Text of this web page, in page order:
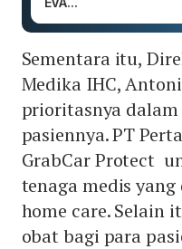
Sementara itu,
Medika IHC,
prioritasnya dalam
pasiennya. PT
GrabCar Protect
tenaga medis
home care. Selain
obat bagi para